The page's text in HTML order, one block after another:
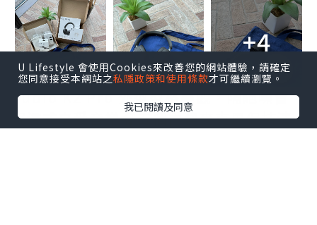
+4
Sudio K2 Pro 外型型格美觀，隔絕噪音，
沉浸式享受音樂🎧五個內建麥克風保持清
U Lifestyle 會使用Cookies來改善您的網站體驗，請確定
您同意接受本網站之私隱政策和使用條款才可繼續瀏覽。
我已閱讀及同意